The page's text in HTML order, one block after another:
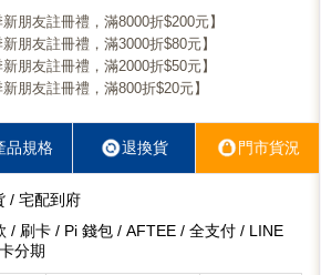
新朋友註冊禮，滿8000折$200元】
新朋友註冊禮，滿3000折$80元】
新朋友註冊禮，滿2000折$50元】
新朋友註冊禮，滿800折$20元】
品規格 退換貨 門市貨況
/ 宅配到府
/ 刷卡 / Pi 錢包 / AFTEE / 全支付 / LINE
分期